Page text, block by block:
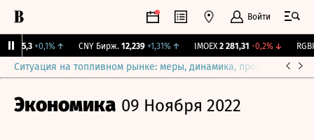
Войти
115,3 +0,1% ↑ CNY Бирж. 12,239 +1,31% ↑ IMOEX 2 281,31 -0,2%↓
Ситуация на топливном рынке: меры, динамика, прогнозы
Экономика 09 Ноября 2022